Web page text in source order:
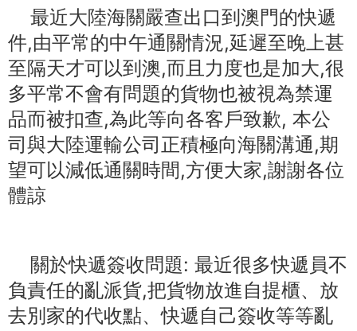
最近大陸海關嚴查出口到澳門的快遞
件,由平常的中午通關情況,延遲至晚上甚
至隔天才可以到澳,而且力度也是加大,很
多平常不會有問題的貨物也被視為禁運
品而被扣查,為此等向各客戶致歉, 本公
司與大陸運輸公司正積極向海關溝通,期
望可以減低通關時間,方便大家,謝謝各位
體諒
關於快遞簽收問題: 最近很多快遞員不
負責任的亂派貨,把貨物放進自提櫃、放
去別家的代收點、快遞自己簽收等等亂